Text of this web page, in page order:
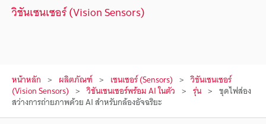
วิชันเซนเซอร์ (Vision Sensors)
หน้าหลัก ผลิตภัณฑ์ เซนเซอร์ (Sensors) วิชันเซนเซอร์
(Vision Sensors) วิชันเซนเซอร์พร้อม AI ในตัว รุ่น ชุดไฟส่อง
สว่างการถ่ายภาพด้วย AI สำหรับกล้องอัจฉริยะ